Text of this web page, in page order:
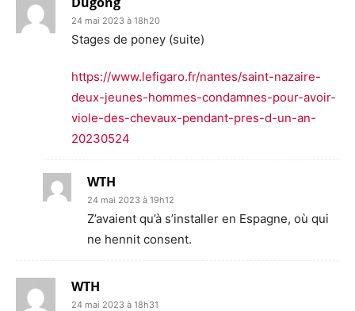
24 mai 2023 à 18h20
Stages de poney (suite)
https://www.lefigaro.fr/nantes/saint-nazaire-
deux-jeunes-hommes-condamnes-pour-avoir-
viole-des-chevaux-pendant-pres-d-un-an-
20230524
WTH
24 mai 2023 à 19h12
Z’avaient qu’à s’installer en Espagne, où qui
ne hennit consent.
WTH
24 mai 2023 à 18h31